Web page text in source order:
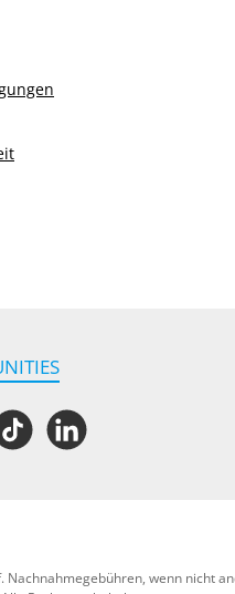
LinkedIn
Nachnahmegebühren, wenn nicht